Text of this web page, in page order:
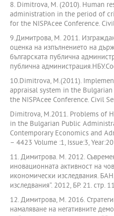
8. Dimitrova, M. (2010). Human
administration in the period of
for the NISPAcee Conference.
9.Димитрова, М. 2011.
оценка на изпълнението на
българската публична
публична
10.Dimitrova, M.(2011).
appraisal system in the
the NISPAcee Conference. Civil
Dimitrova, M.2011. Problems of
in the Bulgarian Public
Contemporary Economics and
– 4423 Volume :1, Issue:3,
11. Димитрова. М. 2012.
иновационната активност на
икономически изследвания.
изследвания“. 2012, БР. 21. стр.
12. Димитрова, М. 2016.
намаляване на негативните